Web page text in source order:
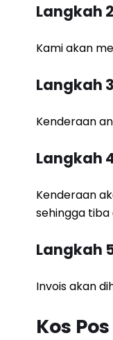
Langkah
Kami akan
Langkah
Kenderaan
Langkah
Kenderaan
sehingga tiba
Langkah
Invois akan
Kos